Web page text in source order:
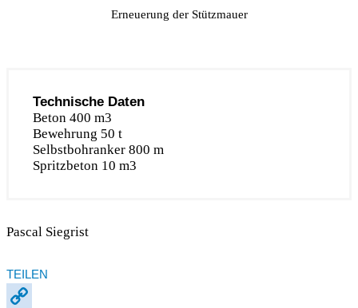
Erneuerung der Stützmauer
Technische Daten
Beton 400 m3
Bewehrung 50 t
Selbstbohranker 800 m
Spritzbeton 10 m3
Pascal Siegrist
TEILEN